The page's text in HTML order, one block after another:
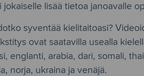
jokaiselle lisää tietoa janoavalle
syventää kielitaitoasi?
ovat saatavilla usealla
englanti, arabia, dari, somali,
norja, ukraina ja venäjä.